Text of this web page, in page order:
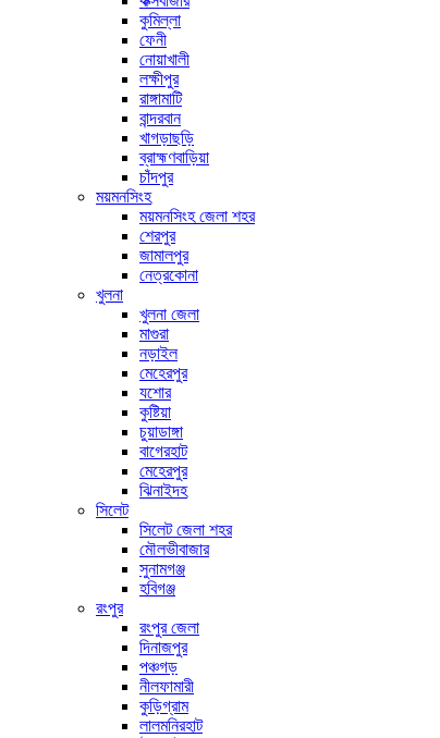
কুমিল্লা
ফেনী
নোয়াখালী
লক্ষীপুর
রাঙ্গামাটি
বান্দরবান
খাগড়াছড়ি
ব্রাহ্মণবাড়িয়া
চাঁদপুর
ময়মনসিংহ
ময়মনসিংহ জেলা শহর
শেরপুর
জামালপুর
নেত্রকোনা
খুলনা
খুলনা জেলা
মাগুরা
নড়াইল
মেহেরপুর
যশোর
কুষ্টিয়া
চুয়াডাঙ্গা
বাগেরহাট
মেহেরপুর
ঝিনাইদহ
সিলেট
সিলেট জেলা শহর
মৌলভীবাজার
সুনামগঞ্জ
হবিগঞ্জ
রংপুর
রংপুর জেলা
দিনাজপুর
পঞ্চগড়
নীলফামারী
কুড়িগ্রাম
লালমনিরহাট